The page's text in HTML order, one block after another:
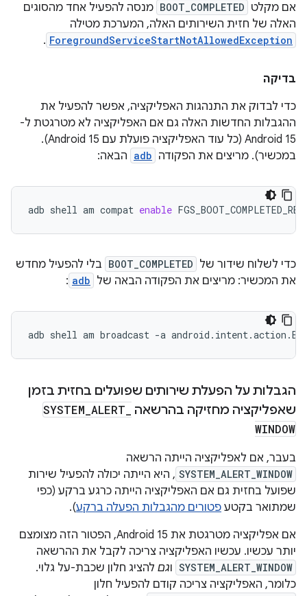
אם מקלט BOOT_COMPLETED מנסה להפעיל אחד מהסוגים
האלה של חזית השירותים האלה, המערכת מטילה
ForegroundServiceStartNotAllowedException
.
בדיקה
כדי לבדוק את התנהגות האפליקציה, אפשר להפעיל את
ההגבלות החדשות האלה גם אם האפליקציה לא מטרגטת ל-
Android 15 (כל עוד האפליקציה פועלת עם Android 15).
במכשיר). מריצים את הפקודה adb הבאה:
adb shell am compat enable
כדי לשלוח שידור של BOOT_COMPLETED בלי להפעיל מחדש
את המכשיר: מריצים את הפקודה הבאה של adb
:
adb shell am broadcast -a
הגבלות על הפעלת שירותים שפועלים בחזית בזמן
שאפליקציה מחזיקה בהרשאה
SYSTEM ALERT
WINDOW
בעבר, אם לאפליקציה הייתה הרשאה
SYSTEM_ALERT_WINDOW , היא הייתה יכולה להפעיל שירות
שפועל בחזית גם אם האפליקציה הייתה כרגע ברקע (כפי
שמתואר בקטע פטורים מהגבלות הפעלה ברקע).
אם אפליקציה מטרגטת את Android 15, הפטור הזה מצומצם
יותר עכשיו. עכשיו האפליקציה צריכה לקבל את ההרשאה
SYSTEM_ALERT_WINDOW וגם להציג חלון שכבת-על גלוי.
כלומר, האפליקציה צריכה קודם להפעיל חלון